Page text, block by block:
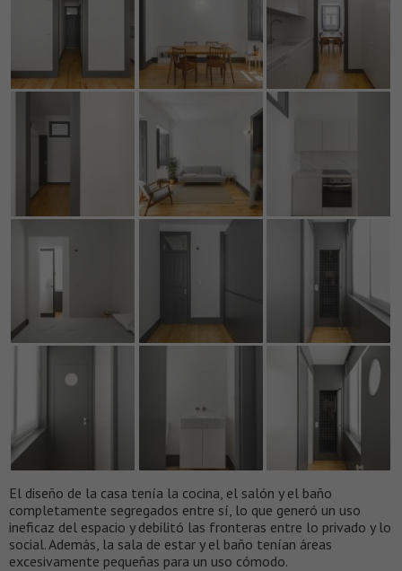
El diseño de la casa tenía la cocina, el salón y el baño
completamente segregados entre sí, lo que generó un uso
ineficaz del espacio y debilitó las fronteras entre lo privado y lo
social. Además, la sala de estar y el baño tenían áreas
excesivamente pequeñas para un uso cómodo.